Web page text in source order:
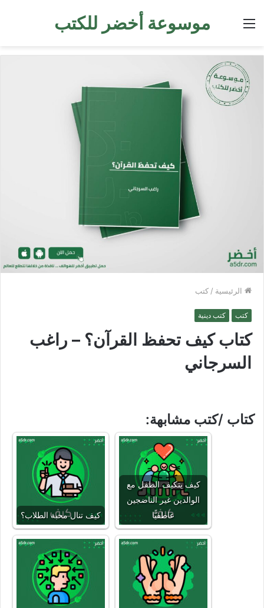
موسوعة أخضر للكتب القائمة
الرئيسية / كتب
كتب كتب دينية
كتاب كيف تحفظ القرآن؟ – راغب
السرجاني
كتاب /كتب مشابهة:
كيف تنال محبة الطلاب؟
كيف يتكيف الطفل مع
الوالدين غير الناضجين
عاطفيًّا